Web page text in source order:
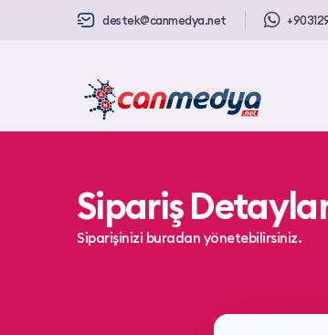
destek@canmedya.net
Sipariş
Siparişinizi buradan yönetebilirsiniz.